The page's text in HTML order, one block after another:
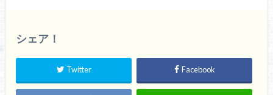
シェア！
Twitter Facebook